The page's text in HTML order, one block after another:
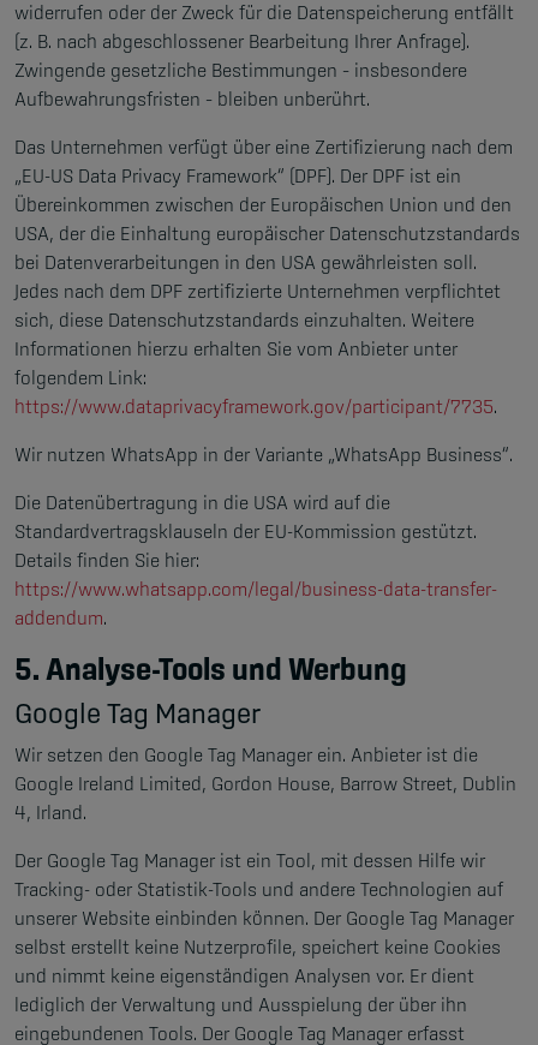
widerrufen oder der Zweck für die Datenspeicherung entfällt
(z. B. nach abgeschlossener Bearbeitung Ihrer Anfrage).
Zwingende gesetzliche Bestimmungen – insbesondere
Aufbewahrungsfristen – bleiben unberührt.
Das Unternehmen verfügt über eine Zertifizierung nach dem
„EU-US Data Privacy Framework“ (DPF). Der DPF ist ein
Übereinkommen zwischen der Europäischen Union und den
USA, der die Einhaltung europäischer Datenschutzstandards
bei Datenverarbeitungen in den USA gewährleisten soll.
Jedes nach dem DPF zertifizierte Unternehmen verpflichtet
sich, diese Datenschutzstandards einzuhalten. Weitere
Informationen hierzu erhalten Sie vom Anbieter unter
folgendem Link:
https://www.dataprivacyframework.gov/participant/7735.
Wir nutzen WhatsApp in der Variante „WhatsApp Business“.
Die Datenübertragung in die USA wird auf die
Standardvertragsklauseln der EU-Kommission gestützt.
Details finden Sie hier:
https://www.whatsapp.com/legal/business-data-transfer-
addendum.
5. Analyse-Tools und Werbung
Google Tag Manager
Wir setzen den Google Tag Manager ein. Anbieter ist die
Google Ireland Limited, Gordon House, Barrow Street, Dublin
4, Irland.
Der Google Tag Manager ist ein Tool, mit dessen Hilfe wir
Tracking- oder Statistik-Tools und andere Technologien auf
unserer Website einbinden können. Der Google Tag Manager
selbst erstellt keine Nutzerprofile, speichert keine Cookies
und nimmt keine eigenständigen Analysen vor. Er dient
lediglich der Verwaltung und Ausspielung der über ihn
eingebundenen Tools. Der Google Tag Manager erfasst